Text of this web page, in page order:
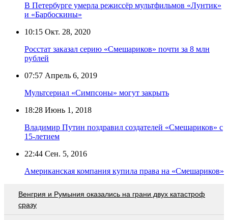
В Петербурге умерла режиссёр мультфильмов «Лунтик»
и «Барбоскины»
10:15 Окт. 28, 2020
Росстат заказал серию «Смешариков» почти за 8 млн
рублей
07:57 Апрель 6, 2019
Мультсериал «Симпсоны» могут закрыть
18:28 Июнь 1, 2018
Владимир Путин поздравил создателей «Смешариков» с
15-летием
22:44 Сен. 5, 2016
Американская компания купила права на «Смешариков»
Венгрия и Румыния оказались на грани двух катастроф
сразу